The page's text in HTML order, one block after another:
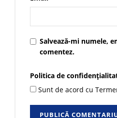
Salvează-mi numele,
comentez.
Politica de
Sunt de acord cu